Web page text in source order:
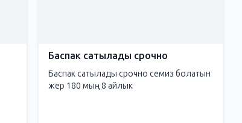
Баспак сатылады срочно
Баспак сатылады срочно семиз болатын
жер 180 мың 8 айлык